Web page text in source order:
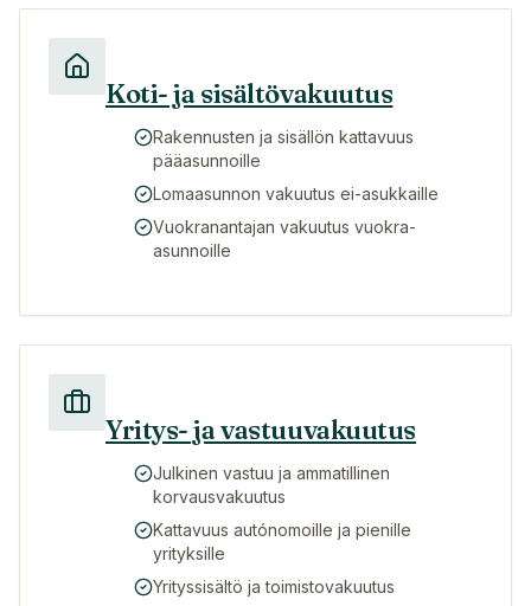
Koti- ja sisältövakuutus
Rakennusten ja sisällön kattavuus
pääasunnoille
Lomaasunnon vakuutus ei-asukkaille
Vuokranantajan vakuutus vuokra-
asunnoille
Yritys- ja vastuuvakuutus
Julkinen vastuu ja ammatillinen
korvausvakuutus
Kattavuus autónomoille ja pienille
yrityksille
Yrityssisältö ja toimistovakuutus